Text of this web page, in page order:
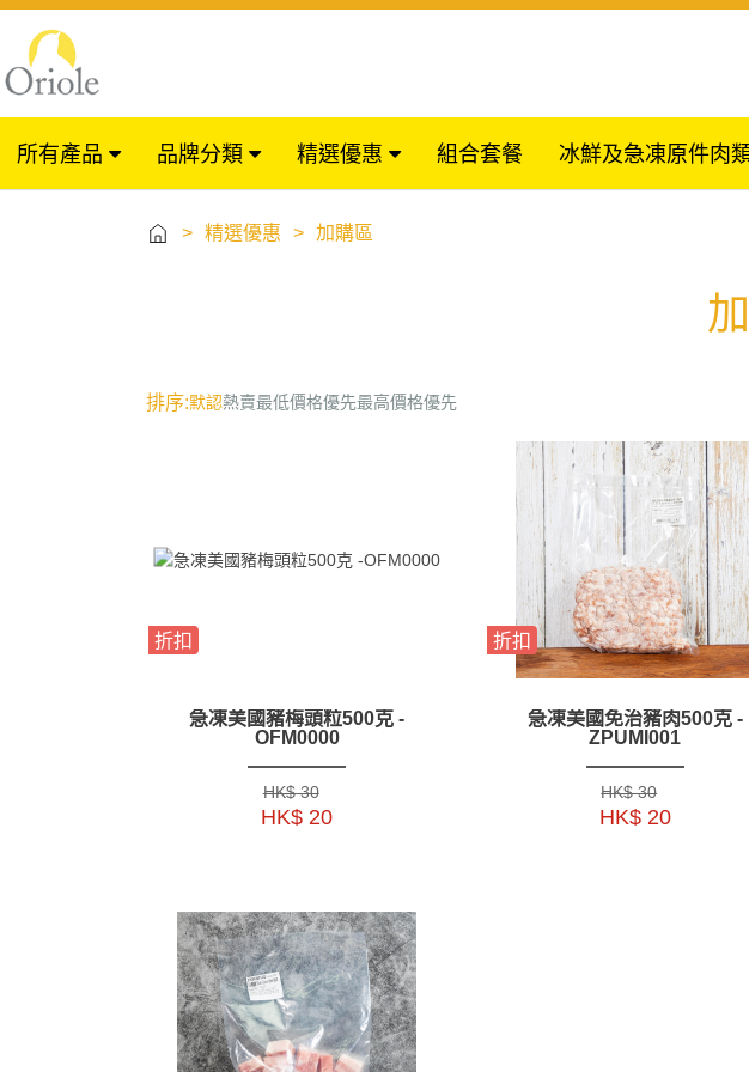
所有產品 品牌分類 精選優惠 組合套餐 冰鮮及急凍原件肉
> 精選優惠 > 加購區
排序:默認熱賣最低價格優先最高價格優先
折扣
急凍美國豬梅頭粒500克 -
OFM0000
HK$ 30
HK$ 20
折扣
急凍美國免治豬肉500克 -
ZPUMI001
HK$ 30
HK$ 20